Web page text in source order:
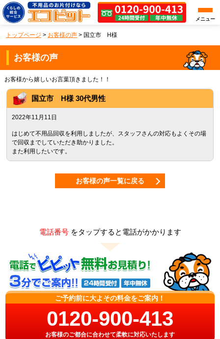
メニュー
トップページ > お客様の声 > 国立市 H様
お客様の声
お客様から嬉しいお言葉頂きました！！
国立市 H様 30代男性
2022年11月11日
はじめて不用品回収を利用しましたが、スタッフさんの対応もよくその場
で回収までしていただき助かりました。
また利用したいです。
お客様の声一覧に戻る
電話番号をタップすると電話がかかります
ご予約前に大よその料金をご案内！
0120-900-413
お客様のご都合に合わせて柔軟に対応いたします